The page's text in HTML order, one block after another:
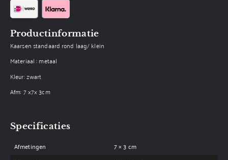
Productinformatie
Kaarsen standaard rond laag/ klein
Materiaal : metaal
Kleur: zwart
Afm: 7 x7x 3cm
Specificaties
Afmetingen
7 × 3 cm